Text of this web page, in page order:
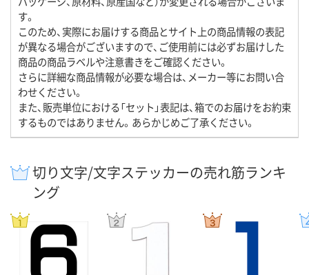
す。
このため、実際にお届けする商品とサイト上の商品情報の表記
が異なる場合がございますので、ご使用前には必ずお届けした
商品の商品ラベルや注意書きをご確認ください。
さらに詳細な商品情報が必要な場合は、メーカー等にお問い合
わせください。
また、販売単位における「セット」表記は、箱でのお届けをお約束
するものではありません。あらかじめご了承ください。
切り文字/文字ステッカーの売れ筋ランキ
ング